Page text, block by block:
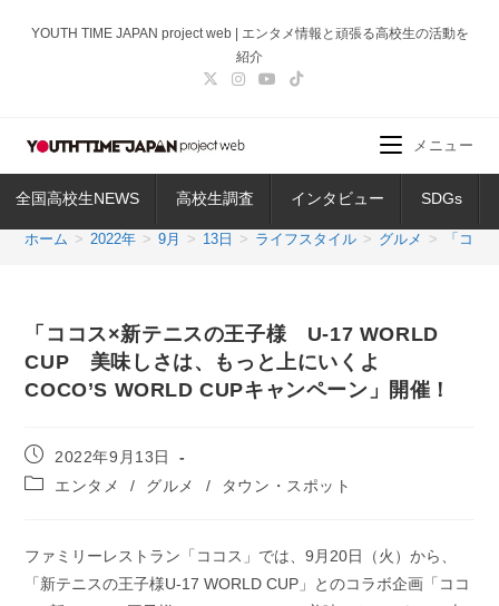
ス
ッ
YOUTH TIME JAPAN project web | エンタメ情報と頑張る高校生の活動を
紹介
全国高校生NEWS 高校生調査 インタビュー SDGs
メニュー
ホーム > 2022年 > 9月 > 13日 > ライフスタイル > グルメ > 「コ
「ココス×新テニスの王子様 U-17 WORLD
CUP 美味しさは、もっと上にいくよ
COCO’S WORLD CUPキャンペーン」開催！
投
稿
公
2022年9月13日
投
ゴ
リ
エンタメ / グルメ / タウン・スポット
ファミリーレストラン「ココス」では、9月20日（火）から、
「新テニスの王子様U-17 WORLD CUP」とのコラボ企画「ココ